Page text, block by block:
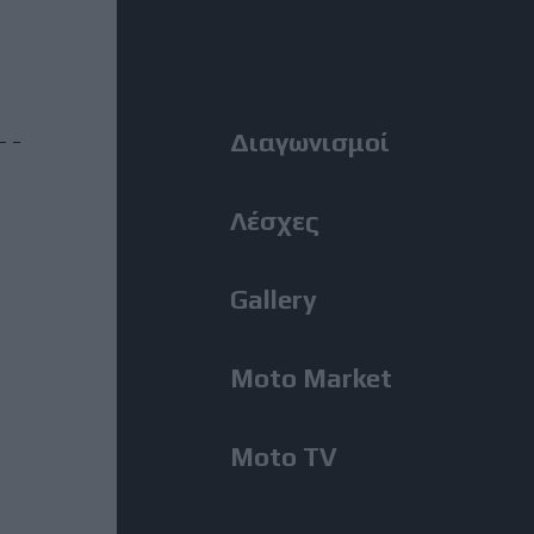
ΜοtoGP: Θετικά νέα για τον
MotoGP: Ο Lecuona θα
στο Silverstone
Διαγωνισμοί
Λέσχες
Gallery
Moto Market
Moto TV